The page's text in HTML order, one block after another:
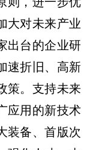
大对未来产业
出台的企业研
速折旧、高新
策。支持未来
应用的新技术
装备、首版次